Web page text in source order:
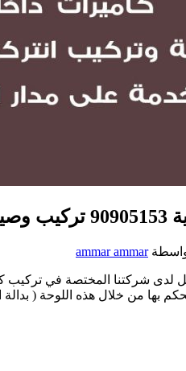
ammar ammar
لدى شركتنا المختصة في تركيب
بها من خلال هذه اللوحة (